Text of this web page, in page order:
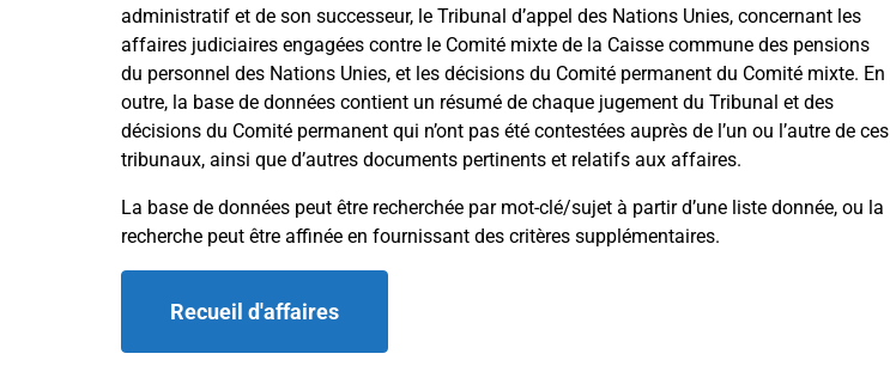
administratif et de son successeur, le Tribunal d’appel des Nations Unies, concernant les
affaires judiciaires engagées contre le Comité mixte de la Caisse commune des pensions
du personnel des Nations Unies, et les décisions du Comité permanent du Comité mixte. En
outre, la base de données contient un résumé de chaque jugement du Tribunal et des
décisions du Comité permanent qui n’ont pas été contestées auprès de l’un ou l’autre de ces
tribunaux, ainsi que d’autres documents pertinents et relatifs aux affaires.
La base de données peut être recherchée par mot-clé/sujet à partir d’une liste donnée, ou la
recherche peut être affinée en fournissant des critères supplémentaires.
Recueil d'affaires